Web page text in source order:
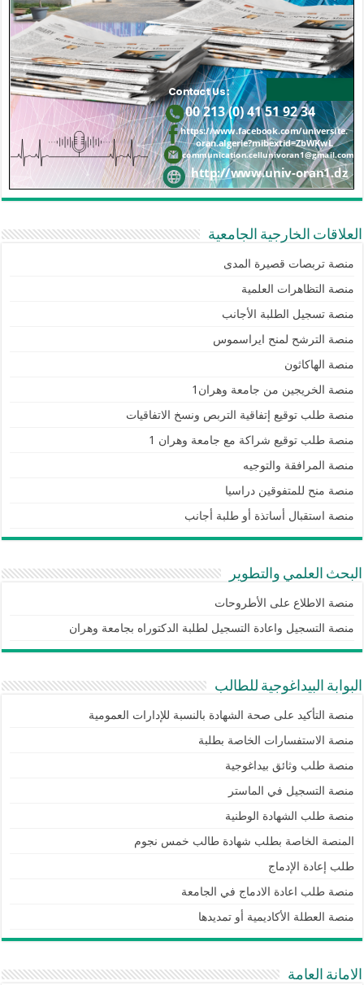
العلاقات الخارجية الجامعية
منصة تربصات قصيرة المدى
منصة التظاهرات العلمية
منصة تسجيل الطلبة الأجانب
منصة الترشح لمنح ايراسموس
منصة الهاكاثون
منصة الخريجين من جامعة وهران1
منصة طلب توقيع إتفاقية التربص ونسخ الاتفاقيات
منصة طلب توقيع شراكة مع جامعة وهران 1
منصة المرافقة والتوجيه
منصة منح للمتفوقين دراسيا
منصة استقبال أساتذة أو طلبة أجانب
البحث العلمي والتطوير
منصة الاطلاع على الأطروحات
منصة التسجيل واعادة التسجيل لطلبة الدكتوراه بجامعة وهران
البوابة البيداغوجية للطالب
منصة التأكيد على صحة الشهادة بالنسبة للإدارات العمومية
منصة الاستفسارات الخاصة بطلبة
منصة طلب وثائق بيداغوجية
منصة التسجيل في الماستر
منصة طلب الشهادة الوطنية
المنصة الخاصة بطلب شهادة طالب خمس نجوم
طلب إعادة الإدماج
منصة طلب اعادة الادماج في الجامعة
منصة العطلة الأكاديمية أو تمديدها
الامانة العامة